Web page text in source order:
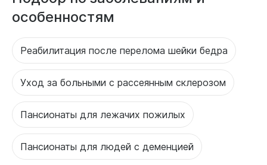
особенностям
Реабилитация после перелома шейки бедра
Уход за больными с рассеянным склерозом
Пансионаты для лежачих пожилых
Пансионаты для людей с деменцией